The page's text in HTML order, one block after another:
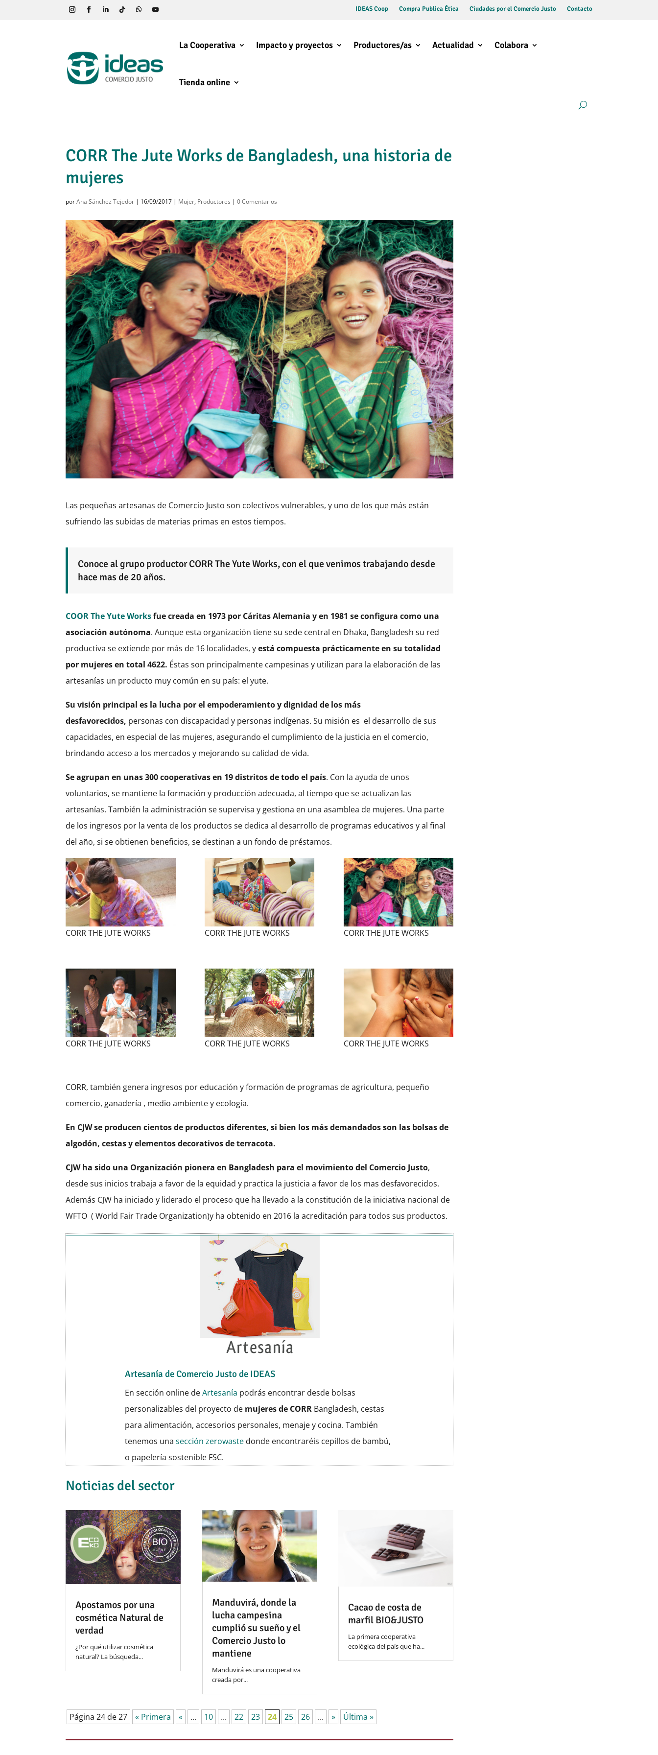
IDEAS Coop Compra Publica Ética Ciudades por el Comercio Justo Contacto
La Cooperativa Impacto y proyectos Productores/as Actualidad Colabora
Tienda online
CORR The Jute Works de Bangladesh, una historia de
mujeres
porAna Sánchez Tejedor | 16/09/2017 | Mujer, Productores |0 Comentarios
Las pequeñas artesanas de Comercio Justo son colectivos vulnerables, y uno de los que más están
sufriendo las subidas de materias primas en estos tiempos.
Conoce al grupo productor CORR The Yute Works, con el que venimos trabajando desde
hace mas de 20 años.
COOR The Yute Worksfue creada en 1973 por Cáritas Alemania y en 1981 se configura como una
asociación autónoma. Aunque esta organización tiene su sede central en Dhaka, Bangladesh su red
productiva se extiende por más de 16 localidades, yestá compuesta prácticamente en su totalidad
por mujeres en total 4622. Éstas son principalmente campesinas y utilizan para la elaboración de las
artesanías un producto muy común en su país: el yute.
Su visión principal es la lucha por el empoderamiento y dignidad de los más
desfavorecidos, personas con discapacidad y personas indígenas. Su misión es el desarrollo de sus
capacidades, en especial de las mujeres, asegurando el cumplimiento de la justicia en el comercio,
brindando acceso a los mercados y mejorando su calidad de vida.
Se agrupan en unas 300 cooperativas en 19 distritos de todo el país. Con la ayuda de unos
voluntarios, se mantiene la formación y producción adecuada, al tiempo que se actualizan las
artesanías. También la administración se supervisa y gestiona en una asamblea de mujeres. Una parte
de los ingresos por la venta de los productos se dedica al desarrollo de programas educativos y al final
del año, si se obtienen beneficios, se destinan a un fondo de préstamos.
CORR THE JUTE WORKS CORR THE JUTE WORKS CORR THE JUTE WORKS
CORR THE JUTE WORKS CORR THE JUTE WORKS CORR THE JUTE WORKS
CORR, también genera ingresos por educación y formación de programas de agricultura, pequeño
comercio, ganadería , medio ambiente y ecología.
En CJW se producen cientos de productos diferentes, si bien los más demandados son las bolsas de
algodón, cestas y elementos decorativos de terracota.
CJW ha sido una Organización pionera en Bangladesh para el movimiento del Comercio Justo,
desde sus inicios trabaja a favor de la equidad y practica la justicia a favor de los mas desfavorecidos.
Además CJW ha iniciado y liderado el proceso que ha llevado a la constitución de la iniciativa nacional de
WFTO ( World Fair Trade Organization)y ha obtenido en 2016 la acreditación para todos sus productos.
Artesanía de Comercio Justo de IDEAS
En sección online deArtesanía podrás encontrar desde bolsas
personalizables del proyecto de mujeres de CORR Bangladesh, cestas
para alimentación, accesorios personales, menaje y cocina. También
tenemos unasección zerowaste donde encontraréis cepillos de bambú,
o papelería sostenible FSC.
Noticias del sector
Apostamos por una
cosmética Natural de
verdad
¿Por qué utilizar cosmética
natural? La búsqueda...
Manduvirá, donde la
lucha campesina
cumplió su sueño y el
Comercio Justo lo
mantiene
Manduvirá es una cooperativa
creada por...
Cacao de costa de
marfil BIO&JUSTO
La primera cooperativa
ecológica del país que ha...
Página 24 de 27 « Primera « ... 10 ... 22 23 24 25 26 ... » Última »